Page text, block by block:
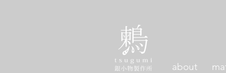
about